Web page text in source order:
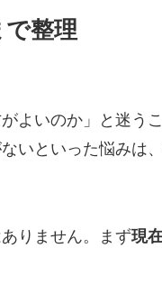
整理
よいのか」と迷う
いといった悩みは
りません。まず現